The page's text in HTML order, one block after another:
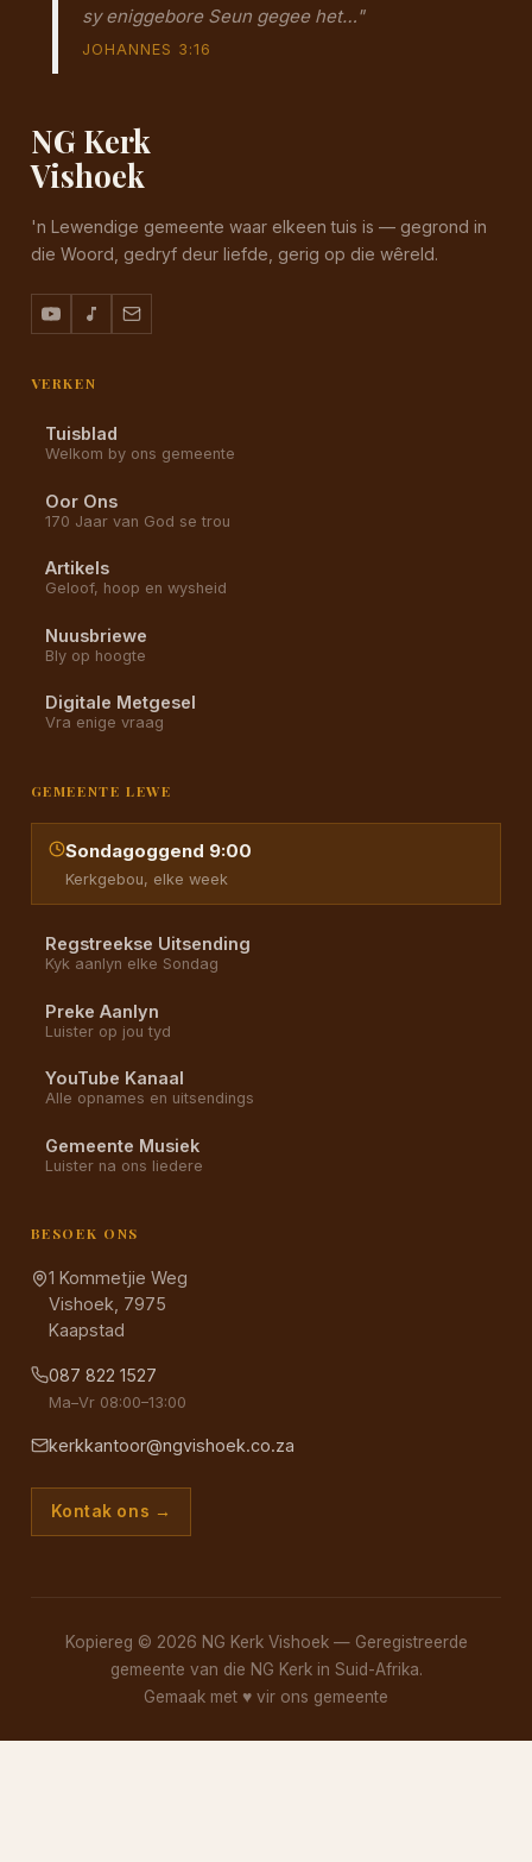
sy eniggebore Seun gegee het…"
JOHANNES 3:16
NG Kerk
Vishoek
'n Lewendige gemeente waar elkeen tuis is — gegrond in
die Woord, gedryf deur liefde, gerig op die wêreld.
VERKEN
Tuisblad
Welkom by ons gemeente
Oor Ons
170 Jaar van God se trou
Artikels
Geloof, hoop en wysheid
Nuusbriewe
Bly op hoogte
Digitale Metgesel
Vra enige vraag
GEMEENTE LEWE
Sondagoggend 9:00
Kerkgebou, elke week
Regstreekse Uitsending
Kyk aanlyn elke Sondag
Preke Aanlyn
Luister op jou tyd
YouTube Kanaal
Alle opnames en uitsendings
Gemeente Musiek
Luister na ons liedere
BESOEK ONS
1 Kommetjie Weg
Vishoek, 7975
Kaapstad
087 822 1527
Ma–Vr 08:00–13:00
kerkkantoor@ngvishoek.co.za
Kontak ons →
Kopiereg © 2026 NG Kerk Vishoek — Geregistreerde
gemeente van die NG Kerk in Suid-Afrika.
Gemaak met ♥ vir ons gemeente